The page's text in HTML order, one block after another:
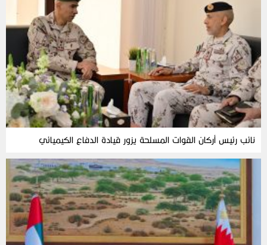
نائب رئيس أركان القوات المسلحة يزور قيادة الدفاع الكيميائي